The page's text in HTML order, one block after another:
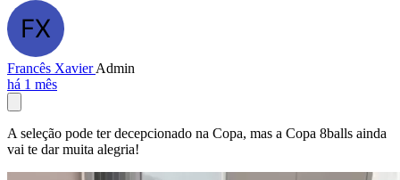
Francês XavierAdmin
há 1 mês
A seleção pode ter decepcionado na Copa, mas a Copa 8balls ainda
vai te dar muita alegria!